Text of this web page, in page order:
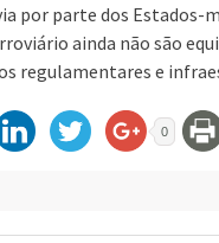
por parte dos Estados-
ainda não são
regulamentares e
0